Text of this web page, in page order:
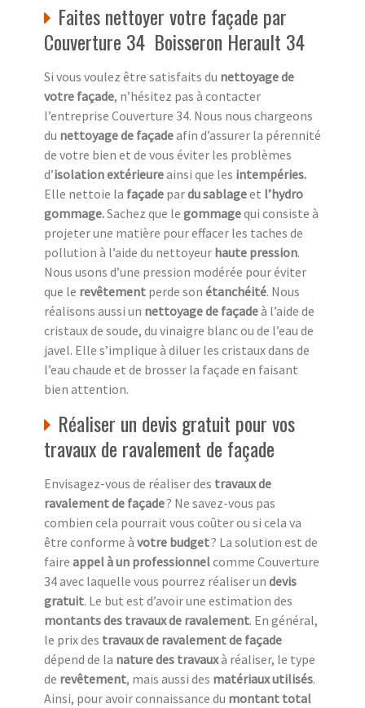
Faites nettoyer votre façade par
Couverture 34 Boisseron Herault 34
Si vous voulez être satisfaits du nettoyage de
votre façade, n’hésitez pas à contacter
l’entreprise Couverture 34. Nous nous chargeons
du nettoyage de façadeafin d’assurer la pérennité
de votre bien et de vous éviter les problèmes
d’isolation extérieureainsi que les intempéries.
Elle nettoie la façade pardu sablageet l’hydro
gommage.Sachez que le gommagequi consiste à
projeter une matière pour effacer les taches de
pollution à l’aide du nettoyeur haute pression.
Nous usons d’une pression modérée pour éviter
que le revêtement perde son étanchéité. Nous
réalisons aussi un nettoyage de façadeà l’aide de
cristaux de soude, du vinaigre blanc ou de l’eau de
javel. Elle s’implique à diluer les cristaux dans de
l’eau chaude et de brosser la façade en faisant
bien attention.
Réaliser un devis gratuit pour vos
travaux de ravalement de façade
Envisagez-vous de réaliser des travaux de
ravalement de façade? Ne savez-vous pas
combien cela pourrait vous coûter ou si cela va
être conforme à votre budget? La solution est de
faire appel à un professionnelcomme Couverture
34 avec laquelle vous pourrez réaliser un devis
gratuit. Le but est d’avoir une estimation des
montants des travaux de ravalement. En général,
le prix des travaux de ravalement de façade
dépend de la nature des travauxà réaliser, le type
de revêtement, mais aussi des matériaux utilisés.
Ainsi, pour avoir connaissance du montant total